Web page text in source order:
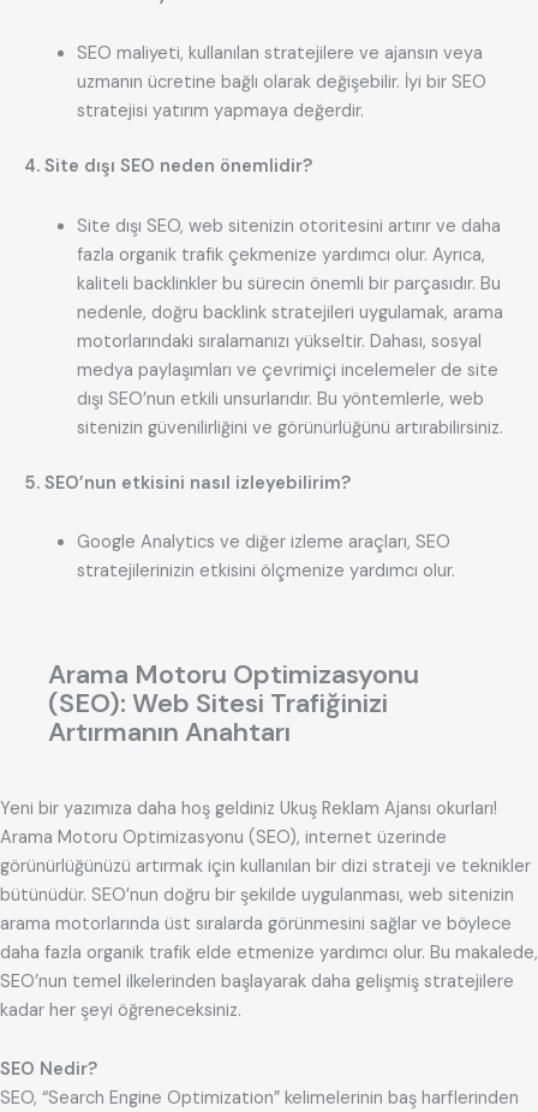
SEO maliyeti, kullanılan stratejilere ve ajansın veya
uzmanın ücretine bağlı olarak değişebilir. İyi bir SEO
stratejisi yatırım yapmaya değerdir.
4. Site dışı SEO neden önemlidir?
Site dışı SEO, web sitenizin otoritesini artırır ve daha
fazla organik trafik çekmenize yardımcı olur. Ayrıca,
kaliteli backlinkler bu sürecin önemli bir parçasıdır. Bu
nedenle, doğru backlink stratejileri uygulamak, arama
motorlarındaki sıralamanızı yükseltir. Dahası, sosyal
medya paylaşımları ve çevrimiçi incelemeler de site
dışı SEO’nun etkili unsurlarıdır. Bu yöntemlerle, web
sitenizin güvenilirliğini ve görünürlüğünü artırabilirsiniz.
5. SEO’nun etkisini nasıl izleyebilirim?
Google Analytics ve diğer izleme araçları, SEO
stratejilerinizin etkisini ölçmenize yardımcı olur.
Arama Motoru Optimizasyonu
(SEO): Web Sitesi Trafiğinizi
Artırmanın Anahtarı
Yeni bir yazımıza daha hoş geldiniz Ukuş Reklam Ajansı okurları!
Arama Motoru Optimizasyonu (SEO), internet üzerinde
görünürlüğünüzü artırmak için kullanılan bir dizi strateji ve teknikler
bütünüdür. SEO’nun doğru bir şekilde uygulanması, web sitenizin
arama motorlarında üst sıralarda görünmesini sağlar ve böylece
daha fazla organik trafik elde etmenize yardımcı olur. Bu makalede,
SEO’nun temel ilkelerinden başlayarak daha gelişmiş stratejilere
kadar her şeyi öğreneceksiniz.
SEO Nedir?
SEO, “Search Engine Optimization” kelimelerinin baş harflerinden